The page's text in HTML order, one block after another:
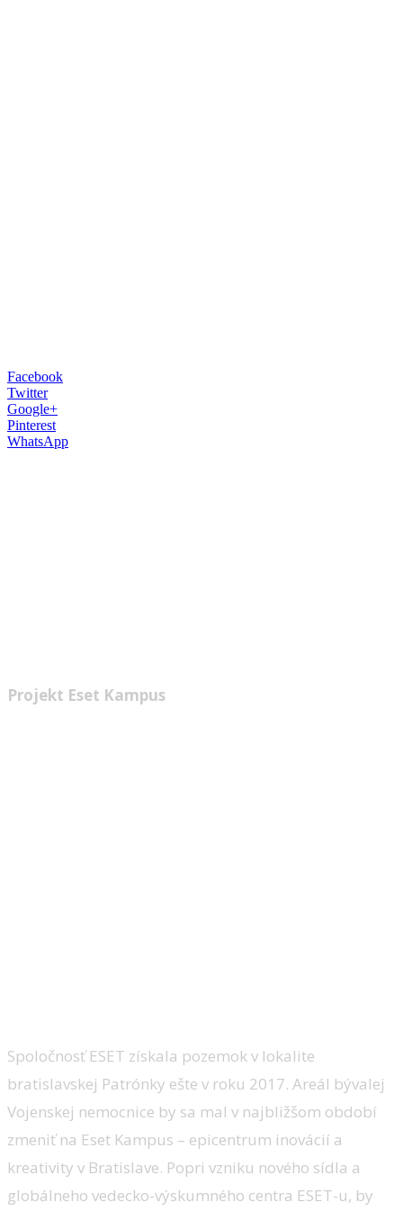
Facebook
Twitter
Google+
Pinterest
WhatsApp
Projekt Eset Kampus
Spoločnosť ESET získala pozemok v lokalite
bratislavskej Patrónky ešte v roku 2017. Areál bývalej
Vojenskej nemocnice by sa mal v najbližšom období
zmeniť na Eset Kampus – epicentrum inovácií a
kreativity v Bratislave. Popri vzniku nového sídla a
globálneho vedecko-výskumného centra ESET-u, by